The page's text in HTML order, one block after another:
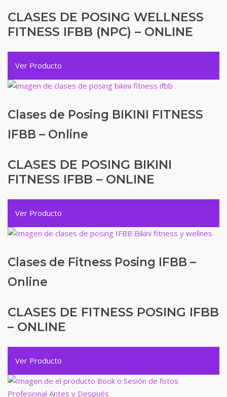
CLASES DE POSING WELLNESS
FITNESS IFBB (NPC) – ONLINE
Ver Producto
Clases de Posing BIKINI FITNESS
IFBB – Online
CLASES DE POSING BIKINI
FITNESS IFBB – ONLINE
Ver Producto
Clases de Fitness Posing IFBB –
Online
CLASES DE FITNESS POSING IFBB
– ONLINE
Ver Producto